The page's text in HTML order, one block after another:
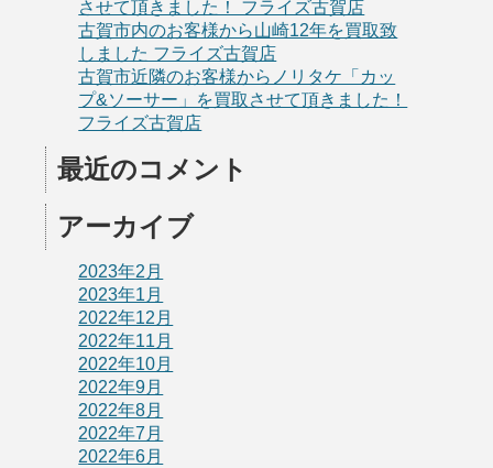
させて頂きました！ フライズ古賀店
古賀市内のお客様から山崎12年を買取致
しました フライズ古賀店
古賀市近隣のお客様からノリタケ「カッ
プ&ソーサー」を買取させて頂きました！
フライズ古賀店
最近のコメント
アーカイブ
2023年2月
2023年1月
2022年12月
2022年11月
2022年10月
2022年9月
2022年8月
2022年7月
2022年6月